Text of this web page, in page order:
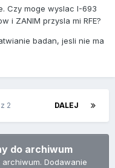
Czy moge wyslac I-693
i ZANIM przysla mi RFE?
badan, jesli nie ma
DALEJ
2
do archiwum
Dodawanie